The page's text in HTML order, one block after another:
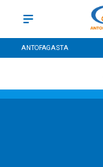
ANTOFAGASTA